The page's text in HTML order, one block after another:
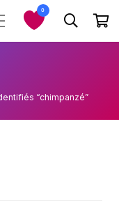
0
“chimpanzé”